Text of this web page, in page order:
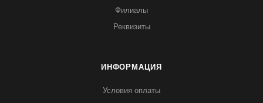
Филиалы
Реквизиты
ИНФОРМАЦИЯ
Условия оплаты